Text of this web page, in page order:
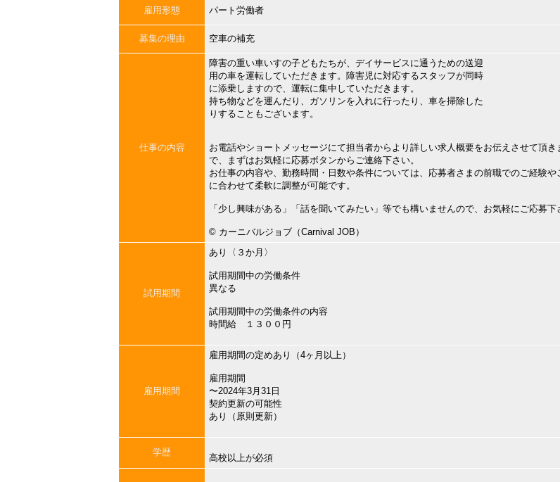
雇用形態 パート労働者
募集の理由 空車の補充
仕事の内容
障害の重い車いすの子どもたちが、デイサービスに通うための送迎
用の車を運転していただきます。障害児に対応するスタッフが同時
に添乗しますので、運転に集中していただきます。
持ち物などを運んだり、ガソリンを入れに行ったり、車を掃除した
りすることもございます。
お電話やショートメッセージにて担当者からより詳しい求人概要をお伝えさせて頂き
で、まずはお気軽に応募ボタンからご連絡下さい。
お仕事の内容や、勤務時間・日数や条件については、応募者さまの前職でのご経験や
に合わせて柔軟に調整が可能です。
「少し興味がある」「話を聞いてみたい」等でも構いませんので、お気軽にご応募下
©︎ カーニバルジョブ（Carnival JOB）
試用期間
あり〈３か月〉
試用期間中の労働条件
異なる
試用期間中の労働条件の内容
時間給 １３００円
雇用期間
雇用期間の定めあり（4ヶ月以上）
雇用期間
〜2024年3月31日
契約更新の可能性
あり（原則更新）
学歴
高校以上が必須